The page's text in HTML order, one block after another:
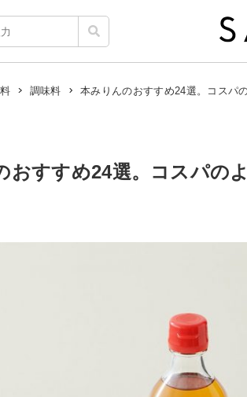
調味料 本みりんのおすすめ24選。コスパ
おすすめ24選。コスパの